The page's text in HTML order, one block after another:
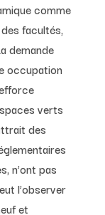
comme
facultés,
demande
occupation
verts
des
n’ont pas
l’observer
et